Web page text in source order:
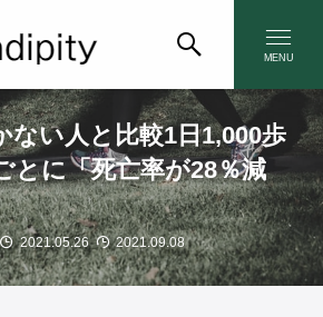
MENU
ない人と比較1日1,000歩
とに「死亡率が28％減
2021.05.26 2021.09.08